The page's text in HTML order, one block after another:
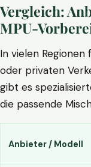
Vergleich:
MPU-
In vielen Regionen
oder privaten
gibt es
die passende
Anbieter / Modell